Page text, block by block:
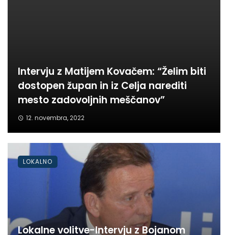
Intervju z Matijem Kovačem: “Želim biti
dostopen župan in iz Celja narediti
mesto zadovoljnih meščanov”
12. novembra, 2022
Lokalne volitve-Intervju z Bojanom
LOKALNO